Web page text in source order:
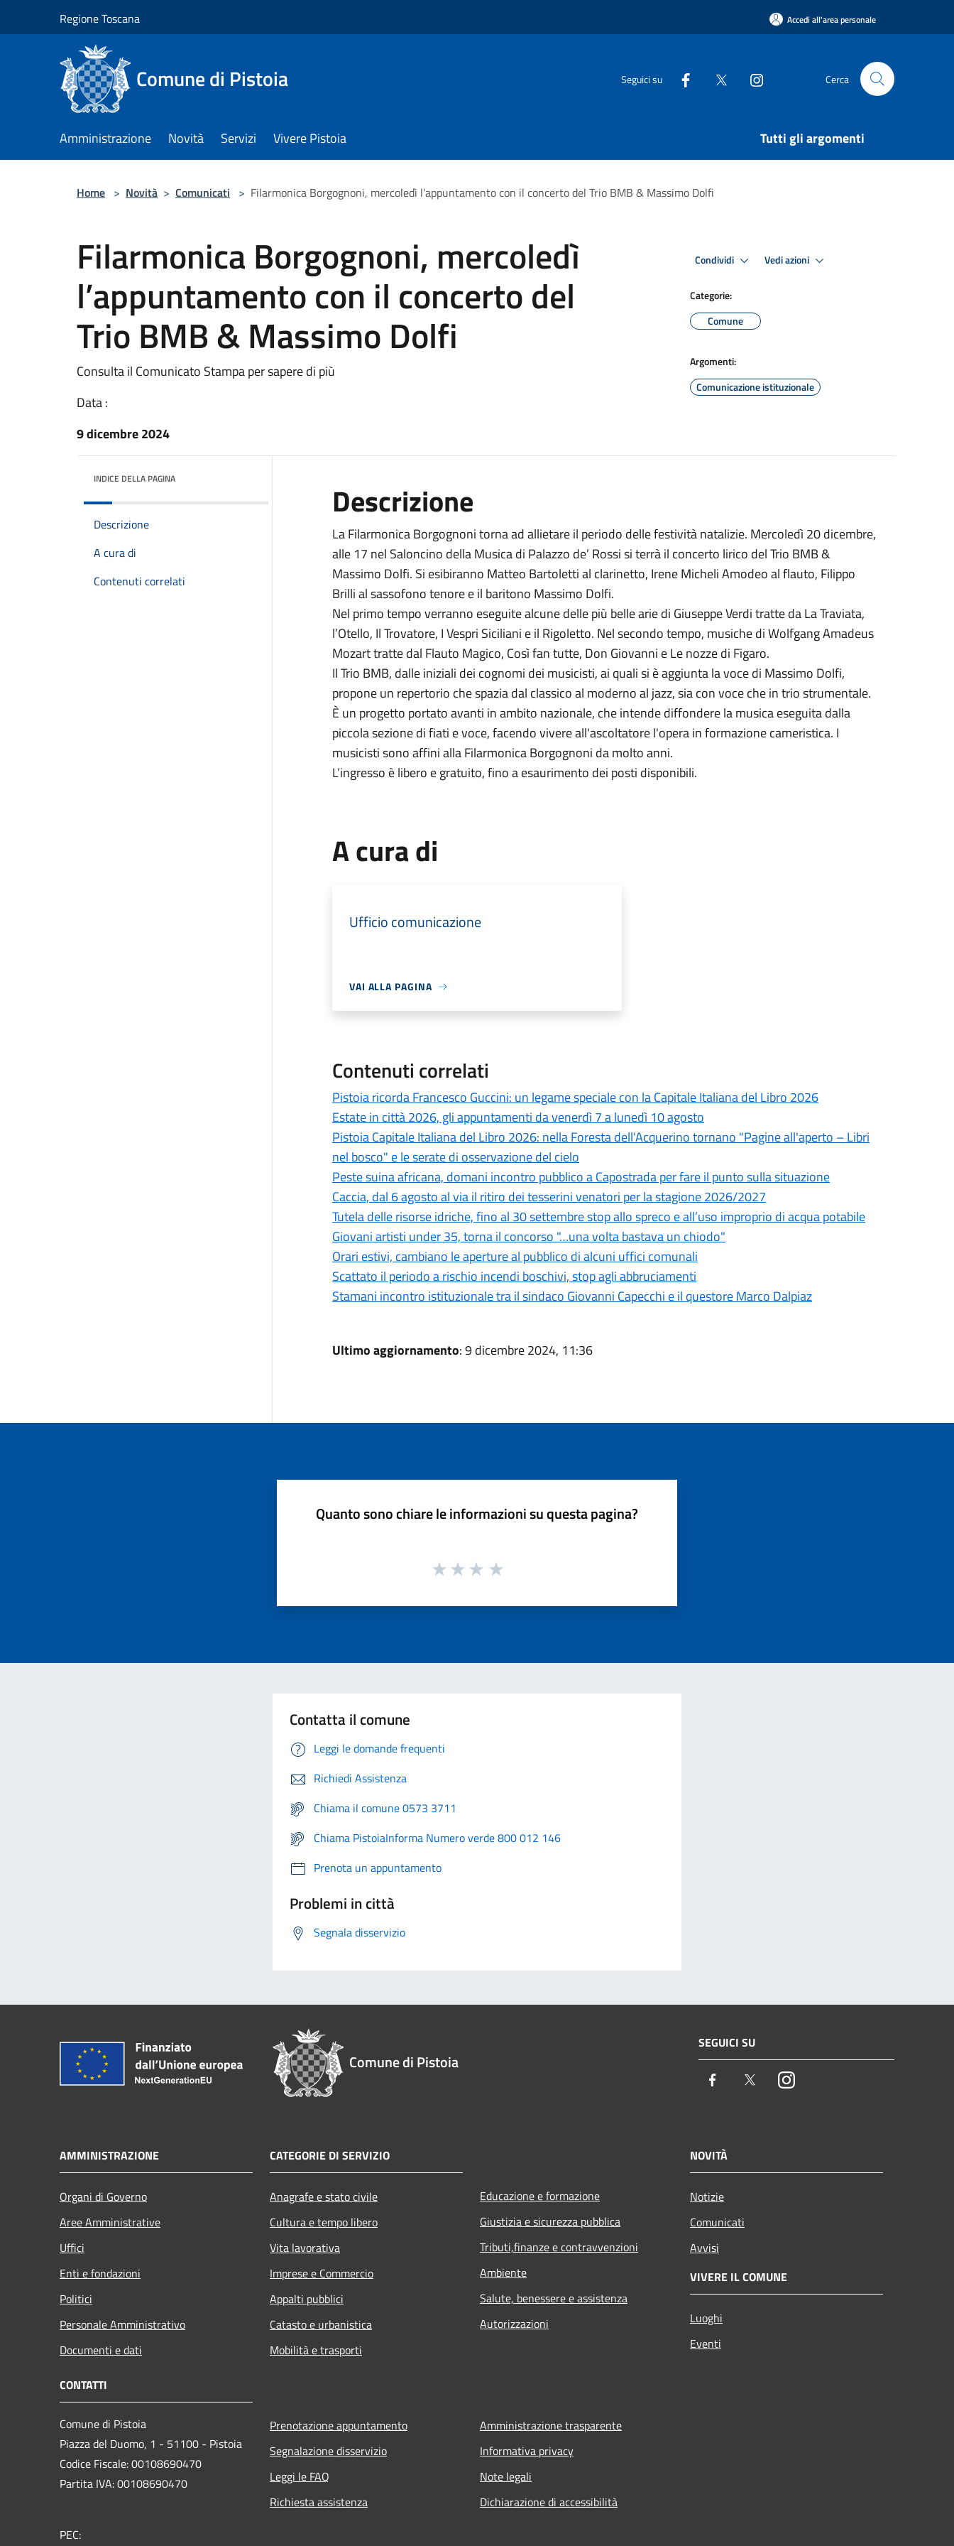
Regione Toscana Accedi all'area personale
Comune di Pistoia Seguici su Cerca
Amministrazione Novità Servizi Vivere Pistoia Tutti gli argomenti
Home > Novità > Comunicati > Filarmonica Borgognoni, mercoledì l’appuntamento con il concerto del Trio BMB & Massimo Dolfi
Filarmonica Borgognoni, mercoledì
l’appuntamento con il concerto del
Trio BMB & Massimo Dolfi
Consulta il Comunicato Stampa per sapere di più
Data :
9 dicembre 2024
Condividi Vedi azioni
Categorie:
Comune
Argomenti:
Comunicazione istituzionale
INDICE DELLA PAGINA
Descrizione
A cura di
Contenuti correlati
Descrizione
La Filarmonica Borgognoni torna ad allietare il periodo delle festività natalizie. Mercoledì 20 dicembre,
alle 17 nel Saloncino della Musica di Palazzo de’ Rossi si terrà il concerto lirico del Trio BMB &
Massimo Dolfi. Si esibiranno Matteo Bartoletti al clarinetto, Irene Micheli Amodeo al flauto, Filippo
Brilli al sassofono tenore e il baritono Massimo Dolfi.
Nel primo tempo verranno eseguite alcune delle più belle arie di Giuseppe Verdi tratte da La Traviata,
l’Otello, Il Trovatore, I Vespri Siciliani e il Rigoletto. Nel secondo tempo, musiche di Wolfgang Amadeus
Mozart tratte dal Flauto Magico, Così fan tutte, Don Giovanni e Le nozze di Figaro.
Il Trio BMB, dalle iniziali dei cognomi dei musicisti, ai quali si è aggiunta la voce di Massimo Dolfi,
propone un repertorio che spazia dal classico al moderno al jazz, sia con voce che in trio strumentale.
È un progetto portato avanti in ambito nazionale, che intende diffondere la musica eseguita dalla
piccola sezione di fiati e voce, facendo vivere all'ascoltatore l'opera in formazione cameristica. I
musicisti sono affini alla Filarmonica Borgognoni da molto anni.
L’ingresso è libero e gratuito, fino a esaurimento dei posti disponibili.
A cura di
Ufficio comunicazione
VAI ALLA PAGINA
Contenuti correlati
Pistoia ricorda Francesco Guccini: un legame speciale con la Capitale Italiana del Libro 2026
Estate in città 2026, gli appuntamenti da venerdì 7 a lunedì 10 agosto
Pistoia Capitale Italiana del Libro 2026: nella Foresta dell'Acquerino tornano "Pagine all'aperto – Libri
nel bosco" e le serate di osservazione del cielo
Peste suina africana, domani incontro pubblico a Capostrada per fare il punto sulla situazione
Caccia, dal 6 agosto al via il ritiro dei tesserini venatori per la stagione 2026/2027
Tutela delle risorse idriche, fino al 30 settembre stop allo spreco e all’uso improprio di acqua potabile
Giovani artisti under 35, torna il concorso "…una volta bastava un chiodo"
Orari estivi, cambiano le aperture al pubblico di alcuni uffici comunali
Scattato il periodo a rischio incendi boschivi, stop agli abbruciamenti
Stamani incontro istituzionale tra il sindaco Giovanni Capecchi e il questore Marco Dalpiaz
Ultimo aggiornamento: 9 dicembre 2024, 11:36
Quanto sono chiare le informazioni su questa pagina?
Contatta il comune
Leggi le domande frequenti
Richiedi Assistenza
Chiama il comune 0573 3711
Chiama PistoiaInforma Numero verde 800 012 146
Prenota un appuntamento
Problemi in città
Segnala disservizio
Comune di Pistoia
SEGUICI SU
Facebook TwitterInstagram
AMMINISTRAZIONE
Organi di Governo
Aree Amministrative
Uffici
Enti e fondazioni
Politici
Personale Amministrativo
Documenti e dati
CATEGORIE DI SERVIZIO
Anagrafe e stato civile
Cultura e tempo libero
Vita lavorativa
Imprese e Commercio
Appalti pubblici
Catasto e urbanistica
Mobilità e trasporti
Educazione e formazione
Giustizia e sicurezza pubblica
Tributi,finanze e contravvenzioni
Ambiente
Salute, benessere e assistenza
Autorizzazioni
NOVITÀ
Notizie
Comunicati
Avvisi
VIVERE IL COMUNE
Luoghi
Eventi
CONTATTI
Comune di Pistoia
Piazza del Duomo, 1 - 51100 - Pistoia
Codice Fiscale: 00108690470
Partita IVA: 00108690470
PEC:
Prenotazione appuntamento
Segnalazione disservizio
Leggi le FAQ
Richiesta assistenza
Amministrazione trasparente
Informativa privacy
Note legali
Dichiarazione di accessibilità